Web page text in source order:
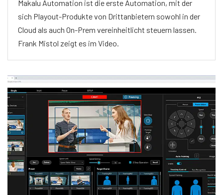
Makalu Automation ist die erste Automation, mit der
sich Playout-Produkte von Drittanbietern sowohl in der
Cloud als auch On-Prem vereinheitlicht steuern lassen.
Frank Mistol zeigt es im Video.